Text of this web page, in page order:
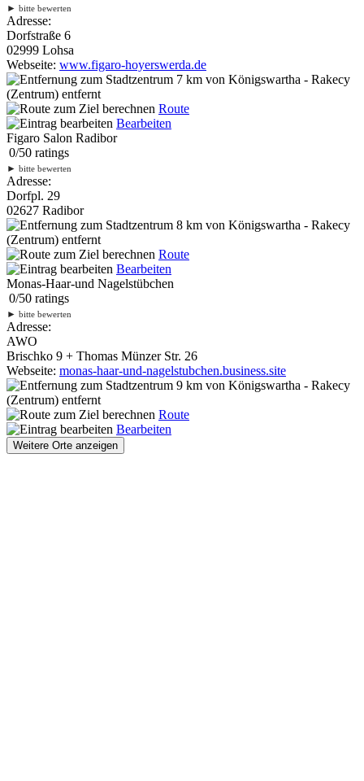
► bitte bewerten
Adresse:
Dorfstraße 6
02999 Lohsa
Webseite: www.figaro-hoyerswerda.de
7 km von Königswartha - Rakecy
(Zentrum) entfernt
Route
Bearbeiten
Figaro Salon Radibor
0/50 ratings
► bitte bewerten
Adresse:
Dorfpl. 29
02627 Radibor
8 km von Königswartha - Rakecy
(Zentrum) entfernt
Route
Bearbeiten
Monas-Haar-und Nagelstübchen
0/50 ratings
► bitte bewerten
Adresse:
AWO
Brischko 9 + Thomas Münzer Str. 26
Webseite: monas-haar-und-nagelstubchen.business.site
9 km von Königswartha - Rakecy
(Zentrum) entfernt
Route
Bearbeiten
Weitere Orte anzeigen